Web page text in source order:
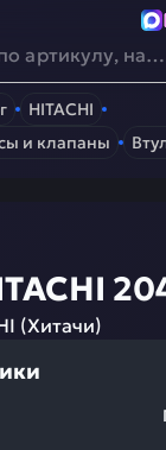
для
HITACHI
и клапаны
(Хитачи)